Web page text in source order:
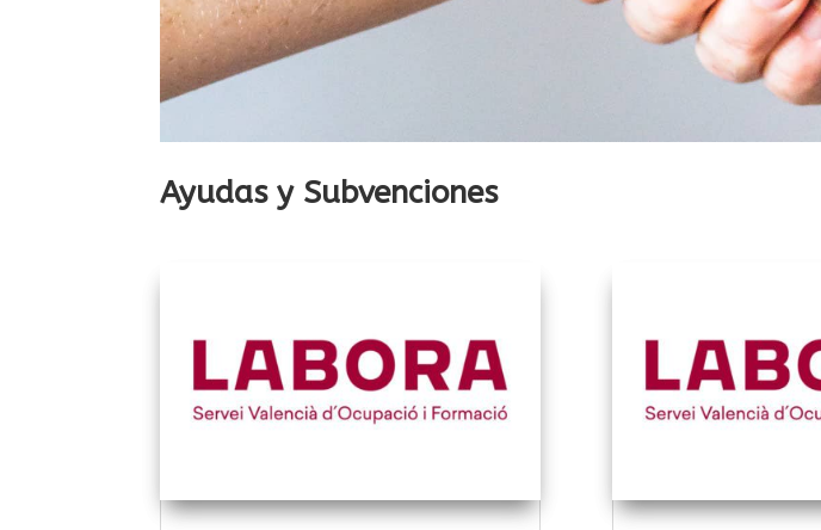
Ayudas y Subvenciones